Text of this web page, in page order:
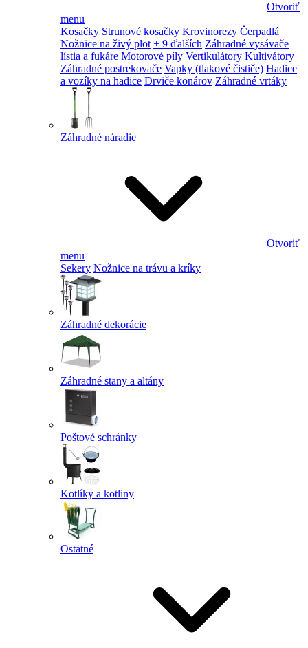
Otvoriť
menu
Kosačky Strunové kosačky Krovinorezy Čerpadlá
Nožnice na živý plot + 9 ďalších Záhradné vysávače
lístia a fukáre Motorové píly Vertikulátory Kultivátory
Záhradné postrekovače Vapky (tlakové čističe) Hadice
a vozíky na hadice Drviče konárov Záhradné vrtáky
Záhradné náradie
Otvoriť
menu
Sekery Nožnice na trávu a kríky
Záhradné dekorácie
Záhradné stany a altány
Poštové schránky
Kotlíky a kotliny
Ostatné